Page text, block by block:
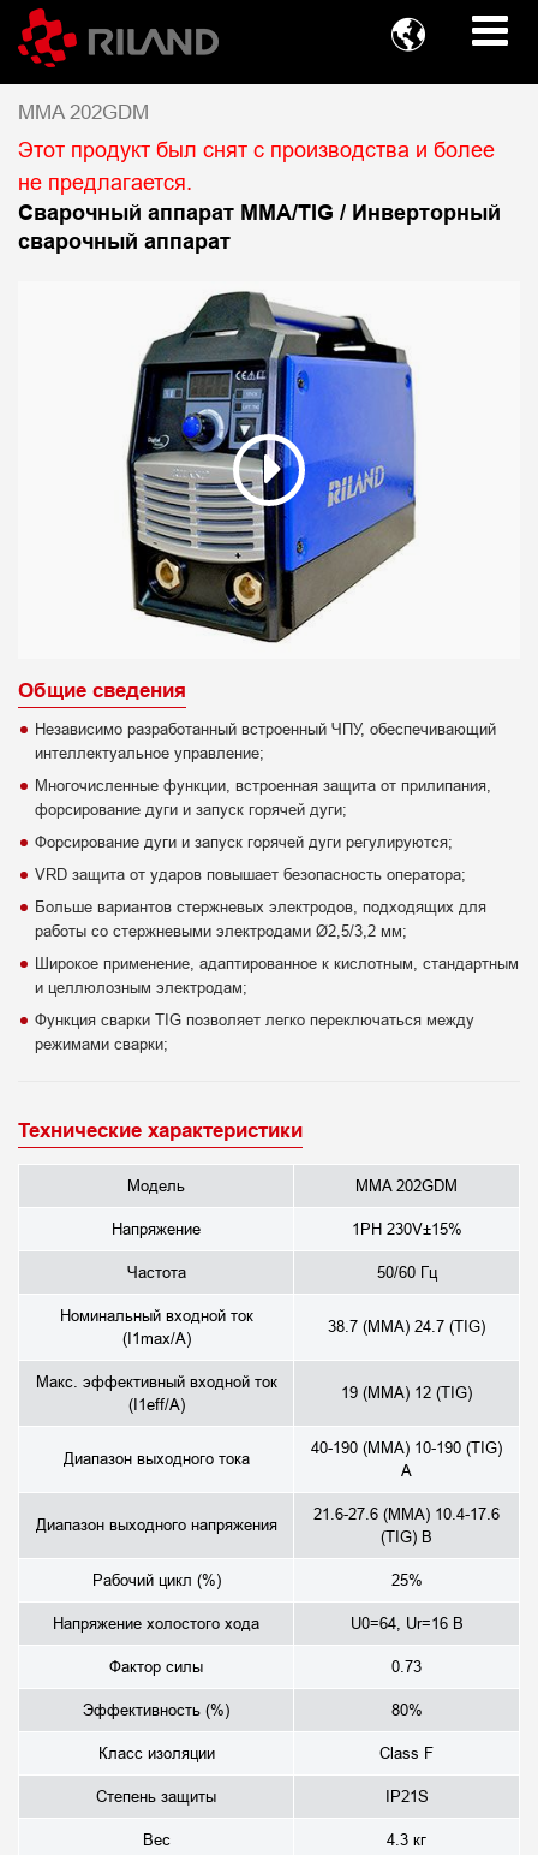

MMA 202GDM
Этот продукт был снят с производства и более
не предлагается.
Сварочный аппарат MMA/TIG / Инверторный
сварочный аппарат
Общие сведения
Независимо разработанный встроенный ЧПУ, обеспечивающий
интеллектуальное управление;
Многочисленные функции, встроенная защита от прилипания,
форсирование дуги и запуск горячей дуги;
Форсирование дуги и запуск горячей дуги регулируются;
VRD защита от ударов повышает безопасность оператора;
Больше вариантов стержневых электродов, подходящих для
работы со стержневыми электродами Ø2,5/3,2 мм;
Широкое применение, адаптированное к кислотным, стандартным
и целлюлозным электродам;
Функция сварки TIG позволяет легко переключаться между
режимами сварки;
Технические характеристики
Модель MMA 202GDM
Напряжение 1PH 230V±15%
Частота 50/60 Гц
Номинальный входной ток
(I1max/A)
38.7 (MMA) 24.7 (TIG)
Макс. эффективный входной ток
(I1eff/A)
19 (MMA) 12 (TIG)
Диапазон выходного тока
40-190 (MMA) 10-190 (TIG)
А
Диапазон выходного напряжения
21.6-27.6 (MMA) 10.4-17.6
(TIG) В
Рабочий цикл (%) 25%
Напряжение холостого хода U0=64, Ur=16 В
Фактор силы 0.73
Эффективность (%) 80%
Класс изоляции Class F
Степень защиты IP21S
Вес 4.3 кг